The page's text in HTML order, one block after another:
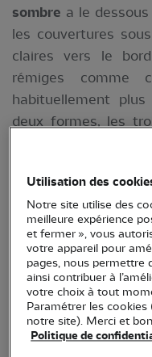
sombre a le
les couvertures
claires vers le
rémiges comme
habituellement
deux formes, les
sont plus claires
l’avant de
guide ornitho, p.82,
Taille : 42-51
Envergure : 113
Poids : 510-770
pour la femelle
Utilisation des
Notre site utilise des
meilleure expérience
et fermer », vous
votre appareil pour
pages, nous permettre
ainsi contribuer à
votre choix à tout
Paramétrer les cookies
notre site). Merci et
Politique de